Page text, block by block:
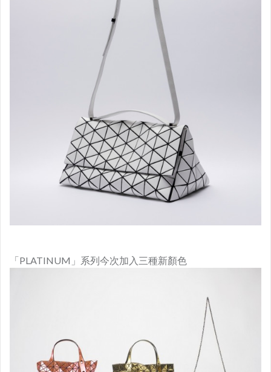
「PLATINUM」系列今次加入三種新顏色